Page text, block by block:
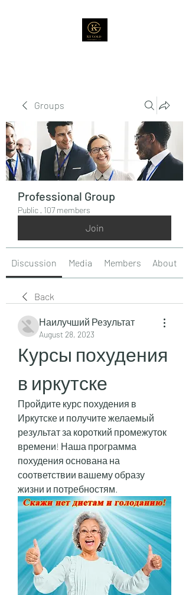
Groups
Professional Group
Public · 107 members
Join
Discussion Media Members About
Back
Наилучший Результат
August 28, 2023
Курсы похудения
в иркутске
Пройдите курс похудения в
Иркутске и получите желаемый
результат за короткий промежуток
времени! Наша программа
похудения основана на
соответствии вашему образу
жизни и потребностям.